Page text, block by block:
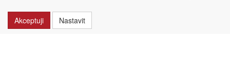
Akceptuji
Nastavit